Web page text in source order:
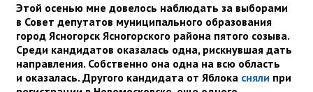
Этой осенью мне довелось наблюдать за выборами
в Совет депутатов муниципального образования
город Ясногорск Ясногорского района пятого созыва.
Среди кандидатов оказалась одна, рискнувшая дать
направления. Собственно она одна на всю область
и оказалась. Другого кандидата от Яблока сняли при